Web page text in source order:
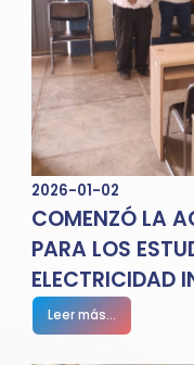
2026-01-02
COMENZÓ LA
PARA LOS
ELECTRICIDAD
Leer más...